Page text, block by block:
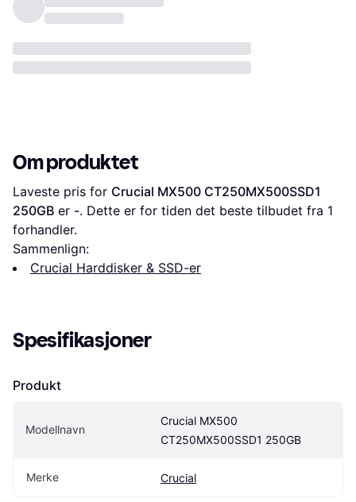
Om produktet
Laveste pris for Crucial MX500 CT250MX500SSD1
250GB er -. Dette er for tiden det beste tilbudet fra 1
forhandler.
Sammenlign:
Crucial Harddisker & SSD-er
Spesifikasjoner
Produkt
Modellnavn
Crucial MX500
CT250MX500SSD1 250GB
Merke Crucial